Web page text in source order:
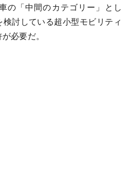
の「中間のカテゴリー」とし
討している超小型モビリティ
必要だ。